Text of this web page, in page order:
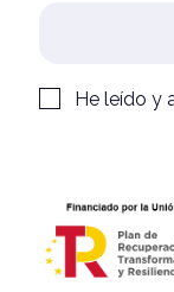
He leído y